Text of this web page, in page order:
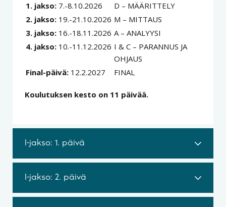
1. jakso: 7.-8.10.2026
D – MÄÄRITTELY
2. jakso: 19.-21.10.2026 M – MITTAUS
3. jakso: 16.-18.11.2026 A – ANALYYSI
4. jakso: 10.-11.12.2026 I & C – PARANNUS JA
OHJAUS
Final-päivä: 12.2.2027 FINAL
Koulutuksen kesto on 11 päivää.
I-jakso: 1. päivä
I-jakso: 2. päivä